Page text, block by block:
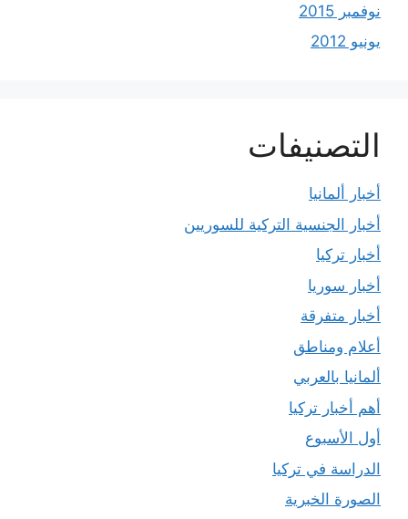
نوفمبر 2015
يونيو 2012
التصنيفات
أخبار ألمانيا
أخبار الجنسية التركية للسوريين
أخبار تركيا
أخبار سوريا
أخبار متفرقة
أعلام ومناطق
ألمانيا بالعربي
أهم أخبار تركيا
أول الأسبوع
الدراسة في تركيا
الصورة الخبرية